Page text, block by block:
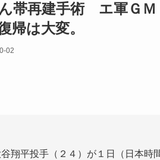
帯再建手術 エ軍Ｇ
帰は大変。
02
翔平投手（２４）が１日（日本時